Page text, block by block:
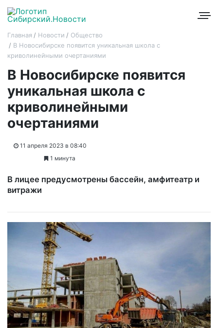
Главная Новости
Общество
В Новосибирске появится уникальная школа с
криволинейными очертаниями
В Новосибирске появится
уникальная школа с
криволинейными
очертаниями
11 апреля 2023 в 08:40
1 минута
В лицее предусмотрены бассейн, амфитеатр и
витражи